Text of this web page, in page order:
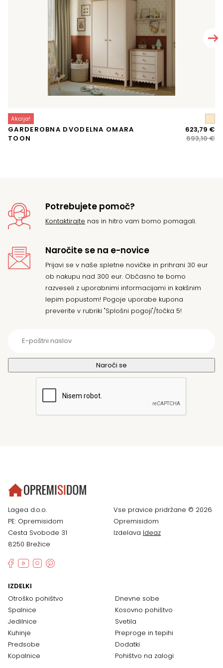
Akcija!
GARDEROBNA DVODELNA OMARA
TOON
693,10€
623,79 €
Potrebujete pomoč?
Kontaktirajte nas in hitro vam bomo pomagali.
Naročite se na e-novice
Prijavi se v naše spletne novičke in prihrani 30 eur
ob nakupu nad 300 eur. Občasno te bomo
razveseli z uporabnimi informacijami in kakšnim
lepim popustom! Pogoje uporabe kupona
preverite v rubriki "Splošni pogoji"/točka 5!
Lagea d.o.o.
PE: Opremisidom
Cesta Svobode 31
8250 Brežice
Vse pravice pridržane © 2026
Opremisidom
Izdelava Ideaz
IZDELKI
Otroško pohištvo
Spalnice
Jedilnice
Kuhinje
Predsobe
Kopalnice
Dnevne sobe
Kosovno pohištvo
Svetila
Preproge in tepihi
Dodatki
Pohištvo na zalogi